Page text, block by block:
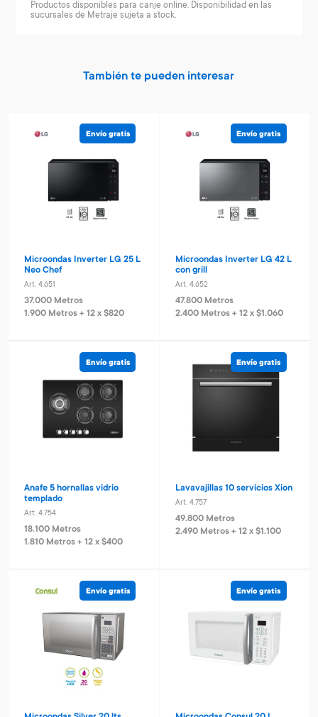
Productos disponibles para canje online. Disponibilidad en las
sucursales de Metraje sujeta a stock.
También te pueden interesar
Envío gratis
Microondas Inverter LG 25 L
Neo Chef
Art. 4.651
37.000 Metros
1.900 Metros + 12 x $820
Envío gratis
Microondas Inverter LG 42 L
con grill
Art. 4.652
47.800 Metros
2.400 Metros + 12 x $1.060
Envío gratis
Anafe 5 hornallas vidrio
templado
Art. 4.754
18.100 Metros
1.810 Metros + 12 x $400
Envío gratis
Lavavajillas 10 servicios Xion
Art. 4.757
49.800 Metros
2.490 Metros + 12 x $1.100
Envío gratis Envío gratis